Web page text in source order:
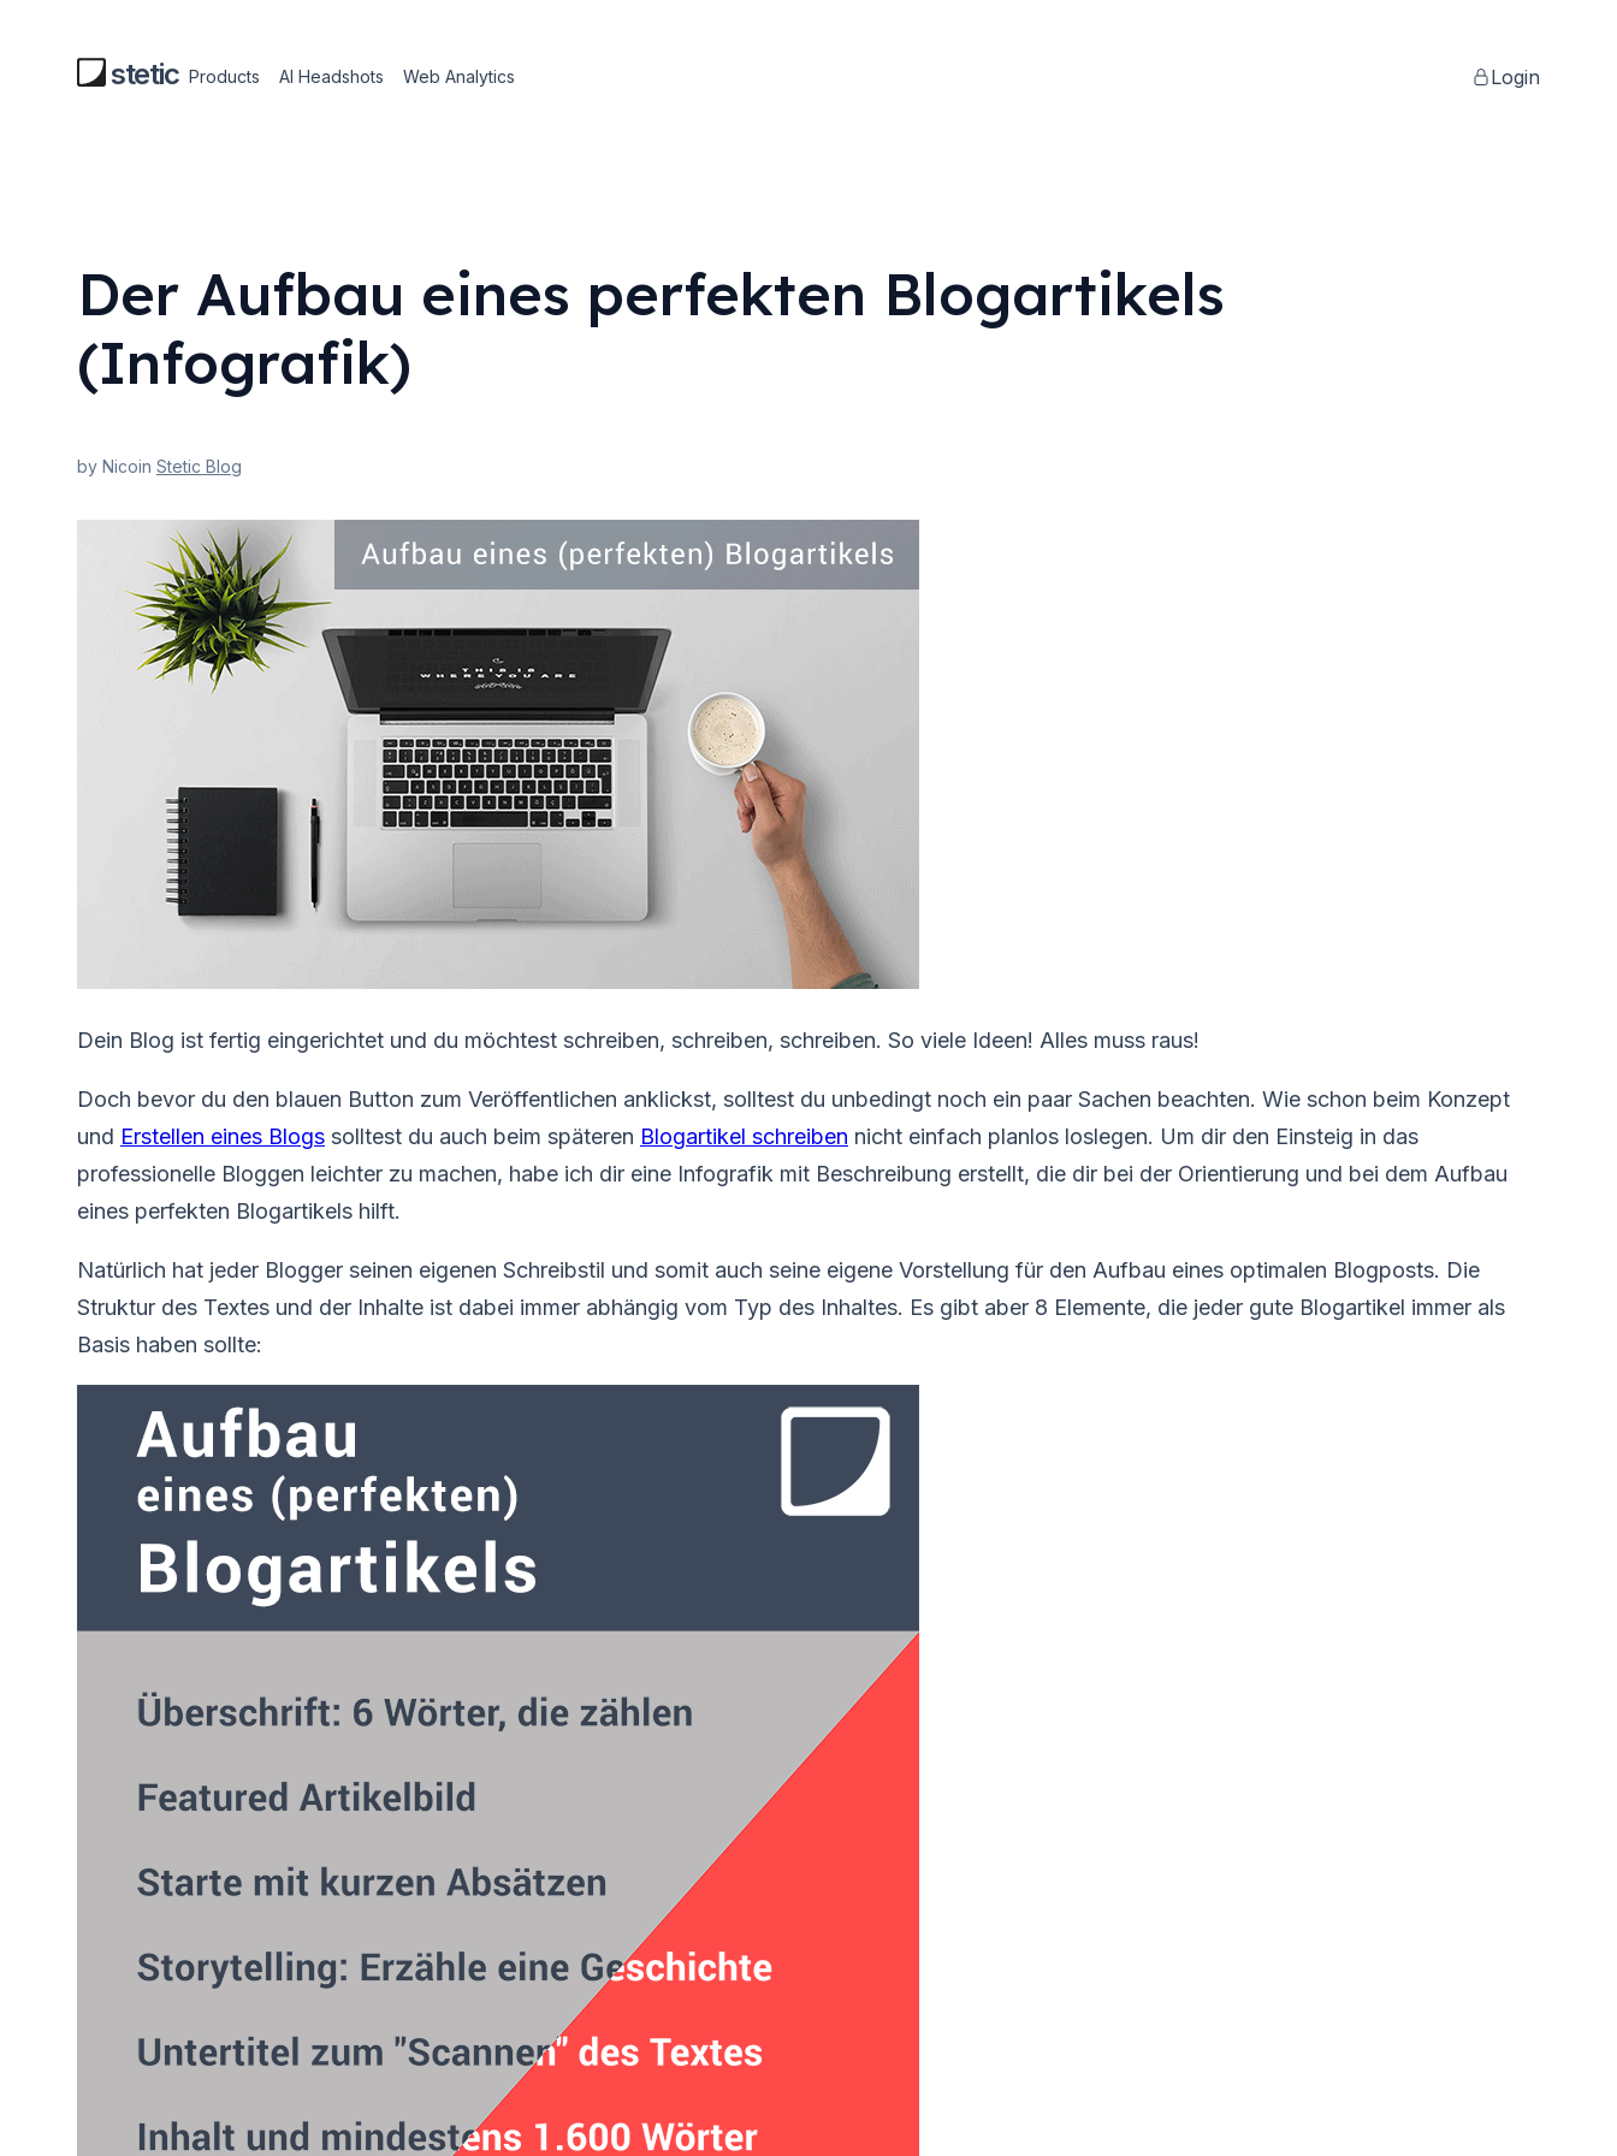
content
stetic Products AI Headshots Web Analytics Login
Der Aufbau eines perfekten Blogartikels
(Infografik)
by Nicoin Stetic Blog
Dein Blog ist fertig eingerichtet und du möchtest schreiben, schreiben, schreiben. So viele Ideen! Alles muss raus!
Doch bevor du den blauen Button zum Veröffentlichen anklickst, solltest du unbedingt noch ein paar Sachen beachten. Wie schon beim Konzept
und Erstellen eines Blogs solltest du auch beim späteren Blogartikel schreiben nicht einfach planlos loslegen. Um dir den Einsteig in das
professionelle Bloggen leichter zu machen, habe ich dir eine Infografik mit Beschreibung erstellt, die dir bei der Orientierung und bei dem Aufbau
eines perfekten Blogartikels hilft.
Natürlich hat jeder Blogger seinen eigenen Schreibstil und somit auch seine eigene Vorstellung für den Aufbau eines optimalen Blogposts. Die
Struktur des Textes und der Inhalte ist dabei immer abhängig vom Typ des Inhaltes. Es gibt aber 8 Elemente, die jeder gute Blogartikel immer als
Basis haben sollte: